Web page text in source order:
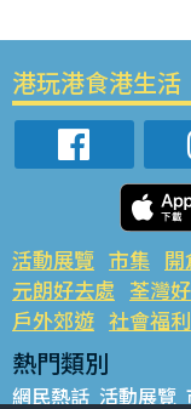
港玩港食港生活
活動展覽 市集 開
元朗好去處 荃灣
戶外郊遊 社會福利
熱門類別
網民熱話 活動展覽